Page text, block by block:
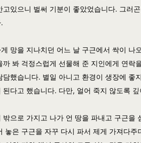
고있으니 벌써 기분이 좋았었습니다. 그러
망을 지나치던 어느 날 구근에서 싹이 나
까 봐 걱정스럽게 선물해 준 지인에게 연락
담했습니다. 별일 아니고 환경이 생장에 좋
된다고 했습니다. 다만, 얼어 죽지 않도록
밖으로 가지고 나가 언 땅을 파내고 구근을
놓은 구근을 자꾸 다시 파서 제게 가져다